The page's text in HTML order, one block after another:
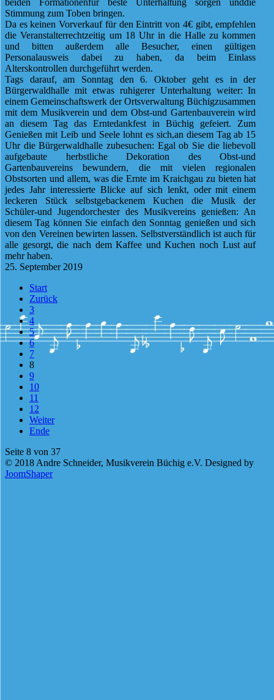
beiden Formationenfür beste Unterhaltung sorgen unddie
Stimmung zum Toben bringen.
Da es keinen Vorverkauf für den Eintritt von 4€ gibt, empfehlen
die Veranstalterrechtzeitig um 18 Uhr in die Halle zu kommen
und bitten außerdem alle Besucher, einen gültigen
Personalausweis dabei zu haben, da beim Einlass
Alterskontrollen durchgeführt werden.
Tags darauf, am Sonntag den 6. Oktober geht es in der
Bürgerwaldhalle mit etwas ruhigerer Unterhaltung weiter: In
einem Gemeinschaftswerk der Ortsverwaltung Büchigzusammen
mit dem Musikverein und dem Obst-und Gartenbauverein wird
an diesem Tag das Erntedankfest in Büchig gefeiert. Zum
Genießen mit Leib und Seele lohnt es sich,an diesem Tag ab 15
Uhr die Bürgerwaldhalle zubesuchen: Egal ob Sie die liebevoll
aufgebaute herbstliche Dekoration des Obst-und
Gartenbauvereins bewundern, die mit vielen regionalen
Obstsorten und allem, was die Ernte im Kraichgau zu bieten hat
jedes Jahr interessierte Blicke auf sich lenkt, oder mit einem
leckeren Stück selbstgebackenem Kuchen die Musik der
Schüler-und Jugendorchester des Musikvereins genießen: An
diesem Tag können Sie einfach den Sonntag genießen und sich
von den Vereinen bewirten lassen. Selbstverständlich ist auch für
alle gesorgt, die nach dem Kaffee und Kuchen noch Lust auf
mehr haben.
25. September 2019
Start
Zurück
3
4
5
6
7
8
9
10
11
12
Weiter
Ende
Seite 8 von 37
© 2018 Andre Schneider, Musikverein Büchig e.V. Designed by
JoomShaper